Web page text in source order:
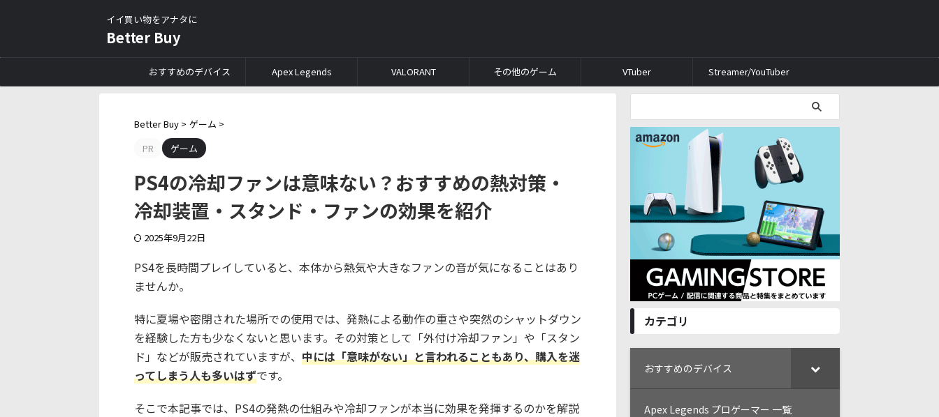
イイ買い物をアナタに
Better Buy
おすすめのデバイス Apex Legends VALORANT その他のゲーム VTuber Streamer/YouTuber
Better Buy > ゲーム >
PR
ゲーム
PS4の冷却ファンは意味ない？おすすめの熱対策・
冷却装置・スタンド・ファンの効果を紹介
2025年9月22日
PS4を長時間プレイしていると、本体から熱気や大きなファンの音が気になることはあり
ませんか。
特に夏場や密閉された場所での使用では、発熱による動作の重さや突然のシャットダウン
を経験した方も少なくないと思います。その対策として「外付け冷却ファン」や「スタン
ド」などが販売されていますが、 中には「意味がない」と言われることもあり、購入を迷
ってしまう人も多いはずです。
そこで本記事では、PS4の発熱の仕組みや冷却ファンが本当に効果を発揮するのかを解説
カテゴリ
おすすめのデバイス
Apex Legends プロゲーマー 一覧